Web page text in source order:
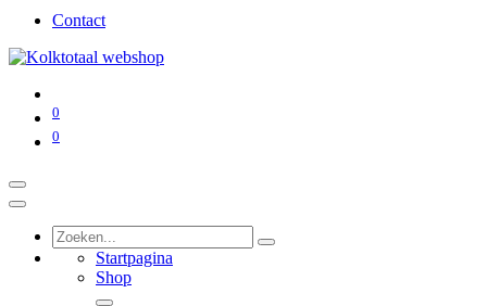
Contact
0
0
Startpagina
Shop